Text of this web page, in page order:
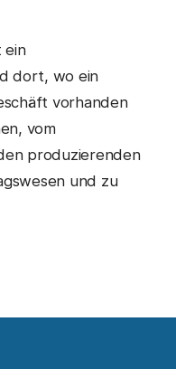
ein
dort, wo ein
vorhanden
vom
produzierenden
und zu